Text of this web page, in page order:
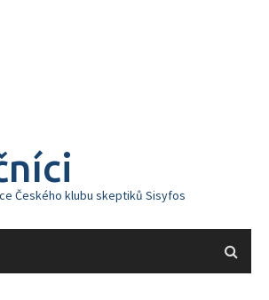
Českého klubu skeptiků Sisyfos